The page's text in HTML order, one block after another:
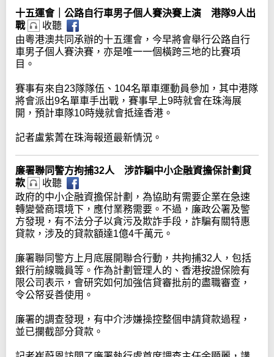
十五運會｜公路自行車男子個人賽決賽上演 港隊9人出
戰
收聽
由粵港澳共同承辦的十五運會，今早將會舉行公路自行
車男子個人賽決賽，亦是唯一一個橫跨三地的比賽項
目。
賽事有來自23隊隊伍、104名單車運動員參加，其中港隊
將會派出9名單車手出戰，賽事早上9時就會在珠海展
開，預計車隊10時幾就會抵達香港。
記者盧紫菁在珠海報道最新情況。
廉署聯同警方拘捕32人 涉詐騙中小企融資擔保計劃貸
款
收聽
政府的中小企融資擔保計劃，為協助有需要企業在急速
轉變營商環境下，應付業務需要。不過，廉政公署及警
方發現，有不法分子以貪污及欺詐手段，詐騙有關特惠
貸款，涉及的貸款額達1億4千萬元。
廉署聯同警方上月底展開聯合行動，共拘捕32人，包括
銀行前線職員等。作為計劃管理人的、香港按證保險有
限公司表示，會研究如何加強信貸審批前的盡職審查，
令公帑妥善使用。
廉署的調查發現，有中介涉嫌操控整個申請貸款過程，
並已攔截部分貸款。